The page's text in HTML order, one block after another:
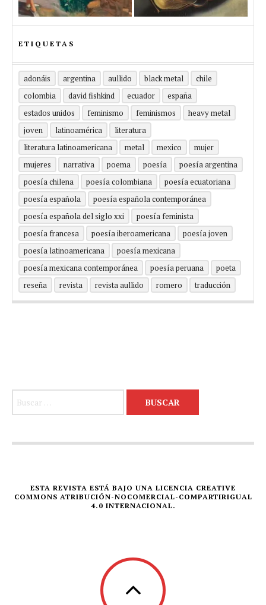
ETIQUETAS
adonáis argentina aullido black metal
chile
colombia
david fishkind ecuador
españa
estados unidos
feminismo feminismos
heavy metal
joven
latinoamérica
literatura
literatura latinoamericana
metal mexico
mujer
mujeres
narrativa poema poesía
poesía argentina
poesía chilena
poesía colombiana
poesía ecuatoriana
poesía española
poesía española contemporánea
poesía española del siglo xxi
poesía feminista
poesía francesa
poesía iberoamericana
poesía joven
poesía latinoamericana
poesía mexicana
poesía mexicana contemporánea
poesía peruana
poeta
reseña
revista revista aullido romero traducción
ESTA REVISTA ESTÁ BAJO UNA LICENCIA CREATIVE
COMMONS ATRIBUCIÓN-NOCOMERCIAL-COMPARTIRIGUAL
4.0 INTERNACIONAL.